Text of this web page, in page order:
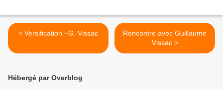
< Versification ~G. Vissac
Rencontre avec Guillaume
Vissac >
Hébergé par Overblog